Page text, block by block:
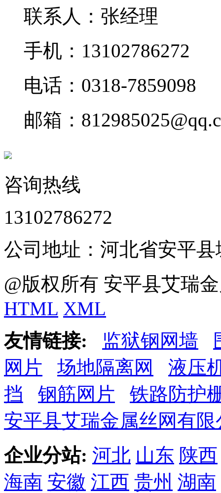
联系人：张经理
手机：13102786272
电话：0318-7859098
邮箱：
咨询热线
13102786272
公司地址：河北省安平
@版权所有 安平县艾瑞
HTML XML
友情链接:
监狱钢网墙
网片
场地隔离网
液压
挡
钢筋网片
铁路防护
安平县艾瑞金属丝网有限
企业分站: 河北 山东 陕西
海南 安徽 江西 贵州 湖南